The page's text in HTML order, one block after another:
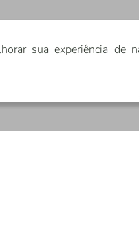
sua experiência de